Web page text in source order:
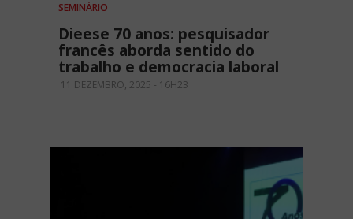
SEMINÁRIO
Dieese 70 anos: pesquisador
francês aborda sentido do
trabalho e democracia laboral
11 DEZEMBRO, 2025 - 16H23